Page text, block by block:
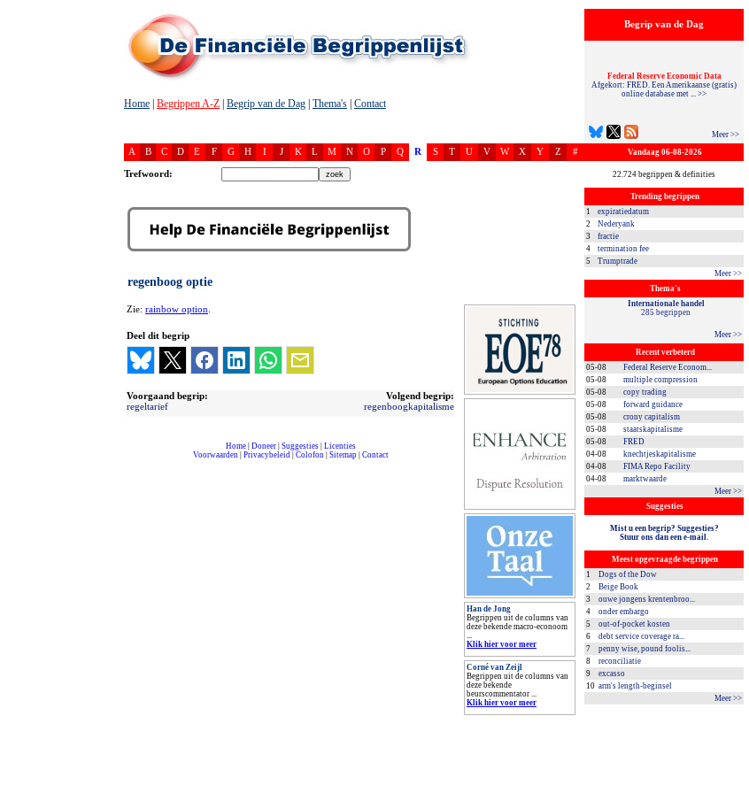
Home Begrippen A-Z Begrip van de Dag Thema's Contact
A B C D E F G H I J K L M N O P Q R S T U V W X Y Z #
Trefwoord:
Begrip van de Dag
Meer >>
Federal Reserve Economic Data
Afgekort: FRED. Een Amerikaanse (gratis)
online database met ... >>
Vandaag 06-08-2026
22.724 begrippen & definities
Trending begrippen
1
expiratiedatum
2
Nederyank
3
fractie
4
termination fee
5
Trumptrade
Meer >>
Thema's
Internationale handel
285 begrippen
Meer >>
Recent verbeterd
05-08
Federal Reserve Econom...
05-08
multiple compression
05-08
copy trading
05-08
forward guidance
05-08
crony capitalism
05-08
staatskapitalisme
05-08
FRED
04-08
knechtjeskapitalisme
04-08
FIMA Repo Facility
04-08
marktwaarde
Meer >>
Suggesties
Mist u een begrip? Suggesties?
Stuur ons dan een e-mail.
Meest opgevraagde begrippen
1
Dogs of the Dow
2
Beige Book
3
ouwe jongens krentenbroo...
4
onder embargo
5
out-of-pocket kosten
6
debt service coverage ra...
7
penny wise, pound foolis...
8
reconciliatie
9
excasso
10 arm's length-beginsel
Meer >>
regenboog optie
Zie: rainbow option
Deel dit begrip
Voorgaand begrip:
regeltarief
Volgend begrip:
regenboogkapitalisme
Home| Doneer| Suggesties| Licenties
Voorwaarden| Privacybeleid| Colofon| Sitemap| Contact
Han de Jong
Begrippen uit de columns van
deze bekende macro-econoom
...
Klik hier voor meer
Corné van Zeijl
Begrippen uit de columns van
deze bekende
beurscommentator ...
Klik hier voor meer